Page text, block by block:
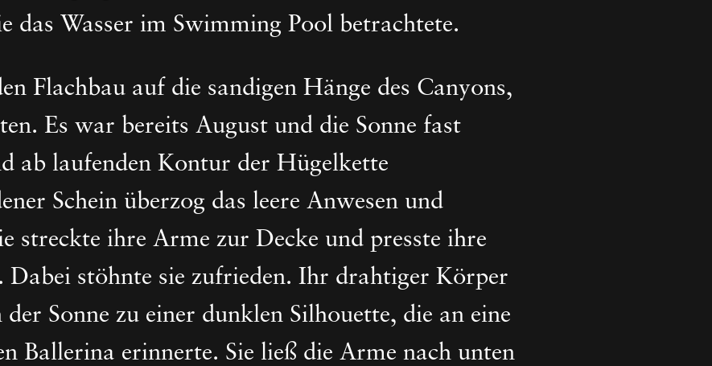
das Wasser im Swimming Pool betrachtete.
Flachbau auf die sandigen Hänge des Canyons,
Es war bereits August und die Sonne fast
ab laufenden Kontur der Hügelkette
Schein überzog das leere Anwesen und
streckte ihre Arme zur Decke und presste ihre
Dabei stöhnte sie zufrieden. Ihr drahtiger Körper
der Sonne zu einer dunklen Silhouette, die an eine
Ballerina erinnerte. Sie ließ die Arme nach unten